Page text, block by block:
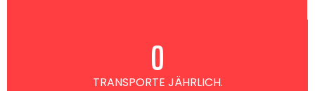
TRANSPORTE JÄHRLICH.
0